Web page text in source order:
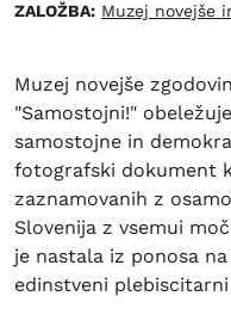
ZALOŽBA: Muzej novejše
Muzej novejše
"Samostojni!"
samostojne in
fotografski dokument
zaznamovanih z
Slovenija z vsemui
je nastala iz ponosa
edinstveni